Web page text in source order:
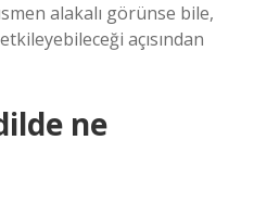
alakalı görünse bile,
açısından
ne